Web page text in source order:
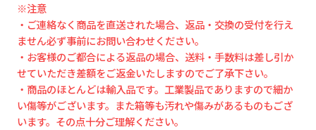
※注意
・ご連絡なく商品を直送された場合、返品・交換の受付を行え
ません必ず事前にお問い合わせください。
・お客様のご都合による返品の場合、送料・手数料は差し引か
せていただき差額をご返金いたしますのでご了承下さい。
・商品のほとんどは輸入品です。工業製品でありますので細か
い傷等がございます。また箱等も汚れや傷みがあるものもござ
います。その点十分ご理解ください。